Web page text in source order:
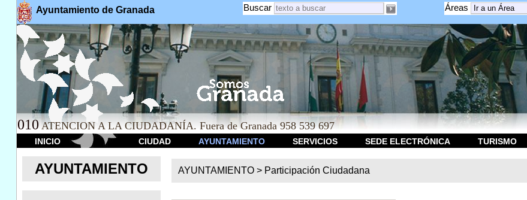
Ayuntamiento de Granada Áreas
Buscar
010 ATENCION A LA CIUDADANÍA. Fuera de Granada 958 539 697
INICIO CIUDAD AYUNTAMIENTO SERVICIOS SEDE ELECTRÓNICA TURISMO
AYUNTAMIENTO AYUNTAMIENTO > Participación Ciudadana